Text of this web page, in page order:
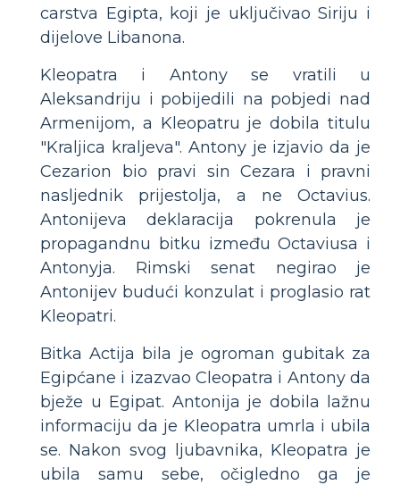
carstva Egipta, koji je uključivao Siriju i
dijelove Libanona.
Kleopatra i Antony se vratili u
Aleksandriju i pobijedili na pobjedi nad
Armenijom, a Kleopatru je dobila titulu
"Kraljica kraljeva". Antony je izjavio da je
Cezarion bio pravi sin Cezara i pravni
nasljednik prijestolja, a ne Octavius.
Antonijeva deklaracija pokrenula je
propagandnu bitku između Octaviusa i
Antonyja. Rimski senat negirao je
Antonijev budući konzulat i proglasio rat
Kleopatri.
Bitka Actija bila je ogroman gubitak za
Egipćane i izazvao Cleopatra i Antony da
bježe u Egipat. Antonija je dobila lažnu
informaciju da je Kleopatra umrla i ubila
se. Nakon svog ljubavnika, Kleopatra je
ubila samu sebe, očigledno ga je